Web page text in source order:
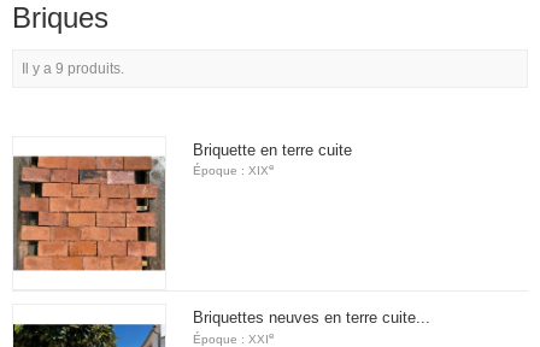
Briques
Il y a 9 produits.
Briquette en terre cuite
Époque : XIXe
Briquettes neuves en terre cuite...
Époque : XXIe